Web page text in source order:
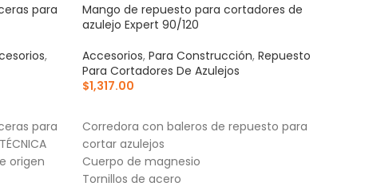
para
,
para
origen
Mango de repuesto para cortadores de
azulejo Expert 90/120
Accesorios, Para Construcción, Repuesto
Para Cortadores De Azulejos
$1,317.00
Corredora con baleros de repuesto para
cortar azulejos
Cuerpo de magnesio
Tornillos de acero